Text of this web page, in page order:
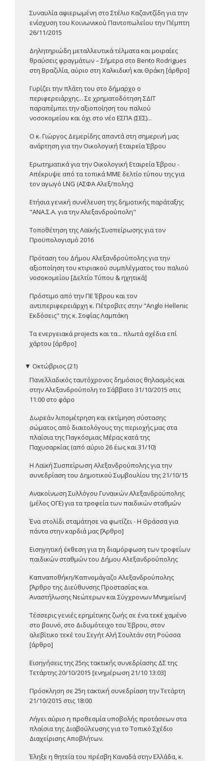
Συναυλία αφιερωμένη στο Στέλιο Καζαντζίδη για την
ενίσχυση του Κοινωνικού Παντοπωλείου την Πέμπτη
26/11/2015
Δηλητηριώδη μεταλλευτικά τέλματα και μοιραίες
θραύσεις φραγμάτων – Σήμερα στο Bento Rodrigues
στη Βραζιλία, αύριο στη Χαλκιδική και Θράκη [άρθρο]
Γυρίζει την πλάτη του στο δήμαρχο ο
περιφερειάρχης... Σε χρηματοδότηση ΣΔΙΤ
παραπέμπει την αξιοποίηση του παλιού
νοσοκομείου και όχι στο νέο ΕΣΠΑ (ΣΕΣ)...
Ο κ. Γιώργος Δεμερίδης απαντά στη σημερινή μας
ανάρτηση για την Οικολογική Εταιρεία Έβρου
Ερωτηματικά για την Οικολογική Εταιρεία Έβρου -
Απέκρυψε από τα τοπικά ΜΜΕ δελτίο τύπου της για
τον αγωγό LNG (ΑΣΦΑ Αλεξ/πολης)
Ετήσια γενική συνέλευση της δημοτικής παράταξης
"ΑΝΑ.Σ.Α. για την Αλεξανδρούπολη"
Τοποθέτηση της Λαϊκής Συσπείρωσης για τον
Προϋπολογισμό 2016
Πρόταση του Δήμου Αλεξανδρούπολης για την
αξιοποίηση του κτιριακού συμπλέγματος του παλιού
νοσοκομείου [Δελτίο Τύπου & ηχητικά]
Πρόστιμο από την ΠΕ Έβρου και τον
αντιπεριφερειάρχη κ. Πέτροβιτς στην "Anglo Hellenic
Εκδόσεις" της κ. Σοφίας Λαμπάκη
Τα ενεργειακά projects και τα... πλωτά σχέδια επί
χάρτου [άρθρο]
▼ Οκτώβριος (21)
Πανελλαδικός ταυτόχρονος δημόσιος θηλασμός και
στην Αλεξανδρούπολη το Σάββατο 31/10/2015 στις
11:00 στο φάρο
Δωρεάν λιπομέτρηση και εκτίμηση σύστασης
σώματος από διαιτολόγους της περιοχής μας στα
πλαίσια της Παγκόσμιας Μέρας κατά της
Παχυσαρκίας (από αύριο 26 έως και 31/10)
Η Λαϊκή Συσπείρωση Αλεξανδρούπολης για την
συνεδρίαση του Δημοτικού Συμβουλίου της 21/10/15
Ανακοίνωση Συλλόγου Γυναικών Αλεξανδρούπολης
(μέλος ΟΓΕ) για τα τροφεία των παιδικών σταθμών
Ένα στολίδι σταμάτησε να φωτίζει - Η Θράσσα για
πάντα στην καρδιά μας [Άρθρο]
Εισηγητική έκθεση για τη διαμόρφωση των τροφείων
παιδικών σταθμών του Δήμου Αλεξανδρούπολης
Καπναποθήκη/Καπνομάγαζο Αλεξανδρούπολης
[Άρθρο της Διεύθυνσης Προστασίας και
Αναστήλωσης Νεώτερων και Σύγχρονων Μνημείων]
Τέσσερις γενιές ερημίτικης ζωής σε ένα τεκέ χαμένο
στο βουνό, στο Διδυμότειχο του Έβρου, στον
αλεβίτικο τεκέ του Σεγήτ Αλή Σουλτάν στη Ρούσσα
[άρθρο]
Εισηγήσεις της 25ης τακτικής συνεδρίασης ΔΣ της
Τετάρτης 20/10/2015 [ενημέρωση 21/10 13:03]
Πρόσκληση σε 25η τακτική συνεδρίαση την Τετάρτη
21/10/2015 στις 18:00
Λήγει αύριο η προθεσμία υποβολής προτάσεων στα
πλαίσια της Διαβούλευσης για το Τοπικό Σχέδιο
Διαχείρισης Αποβλήτων.
Έληξε η θητεία του πρέσβη Καναδά στην Ελλάδα, κ.